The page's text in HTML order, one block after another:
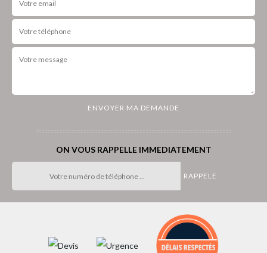
ON VOUS RAPPELLE IMMEDIATEMENT